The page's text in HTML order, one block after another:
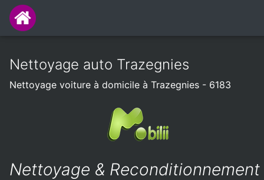
Nettoyage auto Trazegnies
Nettoyage voiture à domicile à Trazegnies - 6183
Nettoyage & Reconditionnement